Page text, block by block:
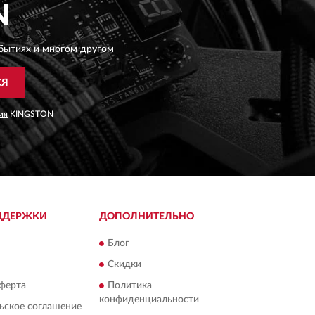
и многом другом
KINGSTON
соглашение
ДОПОЛНИТЕЛЬНО
Блог
Скидки
Политика
конфиденциальности